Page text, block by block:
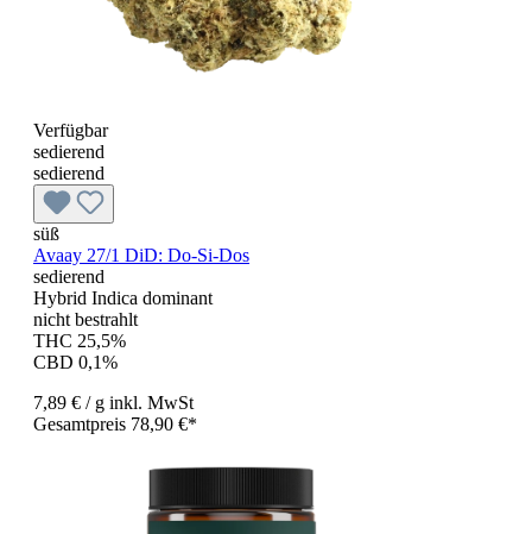
Verfügbar
sedierend
sedierend
süß
Avaay 27/1 DiD: Do-Si-Dos
sedierend
Hybrid Indica dominant
nicht bestrahlt
THC 25,5%
CBD 0,1%
7,89 € / g inkl. MwSt
Gesamtpreis 78,90 €*